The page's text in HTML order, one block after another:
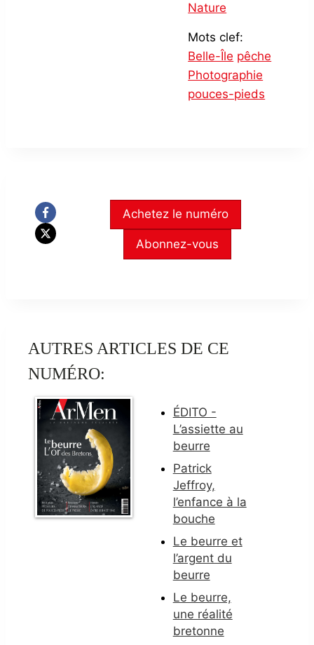
Nature
Mots clef:
Belle-Île pêche
Photographie
pouces-pieds
Achetez le numéro
Abonnez-vous
AUTRES ARTICLES DE CE
NUMÉRO:
ÉDITO -
L’assiette au
beurre
Patrick
Jeffroy,
l’enfance à la
bouche
Le beurre et
l’argent du
beurre
Le beurre,
une réalité
bretonne